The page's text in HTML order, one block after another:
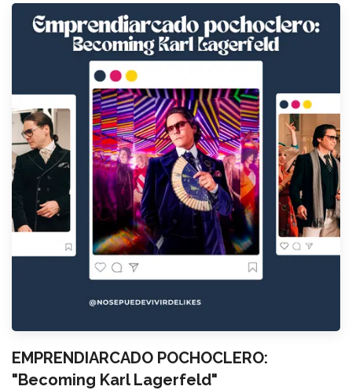
EMPRENDIARCADO POCHOCLERO:
"Becoming Karl Lagerfeld"